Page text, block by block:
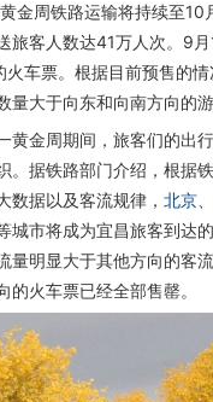
金周铁路运输将持续至10
旅客人数达41万人次。9
火车票。根据目前预售的
量大于向东和向南方向的游
黄金周期间，旅客们的出
。据铁路部门介绍，根据
数据以及客流规律， 北京
城市将成为宜昌旅客到达的
量明显大于其他方向的客
的火车票已经全部售罄。